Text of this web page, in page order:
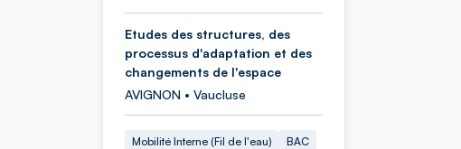
Etudes des structures, des
processus d'adaptation et des
changements de l'espace
AVIGNON • Vaucluse
Mobilité Interne (Fil de l'eau) BAC